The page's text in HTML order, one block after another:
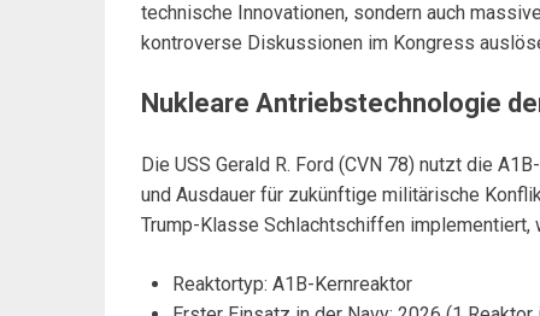
technische Innovationen, sondern auch
kontroverse Diskussionen im Kongress
Nukleare Antriebstechnologie
Die USS Gerald R. Ford (CVN 78) nutzt die
und Ausdauer für zukünftige militärische
Trump-Klasse Schlachtschiffen
Reaktortyp: A1B-Kernreaktor